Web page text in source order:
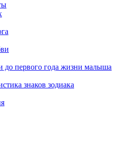
до первого года жизни малыша
знаков зодиака